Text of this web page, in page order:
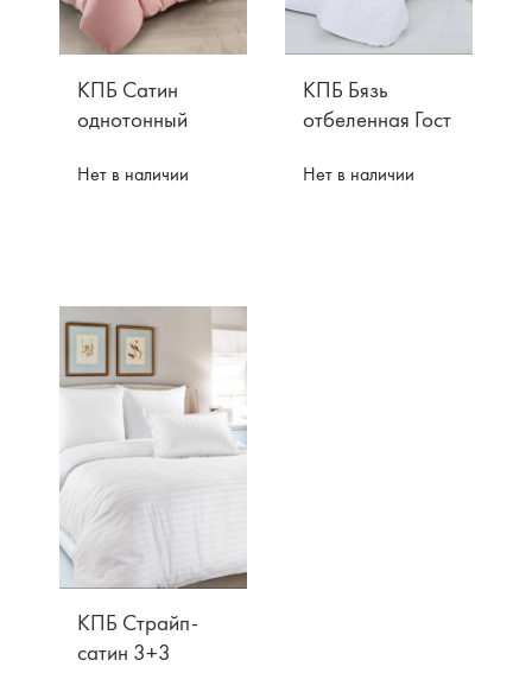
КПБ Сатин
однотонный
Нет в наличии
КПБ Бязь
отбеленная Гост
Нет в наличии
КПБ Страйп-
сатин 3+3